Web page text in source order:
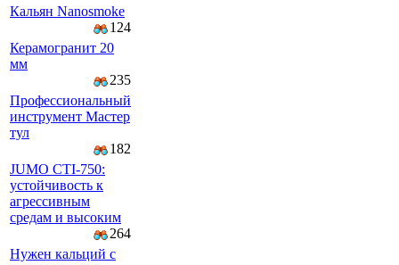
Кальян Nanosmoke
124
Керамогранит 20
мм
235
Профессиональный
инструмент Мастер
тул
182
JUMO CTI-750:
устойчивость к
агрессивным
средам и высоким
264
Нужен кальций с